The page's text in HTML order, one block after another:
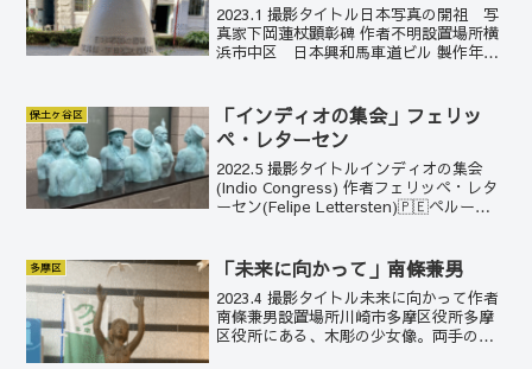
2023.1 撮影タイトル日本写真の開祖 写
真家下岡蓮杖顕彰碑 作者不明設置場所横
浜市中区 日本興和馬車道ビル 製作年
(1823～1914)伊豆下田に生まれる ...
保土ヶ谷区
「インディオの集会」フェリッ
ペ・レターセン
2022.5 撮影タイトルインディオの集会
(Indio Congress) 作者フェリッペ・レタ
ーセン(Felipe Lettersten)🇵🇪ペルー
ターセンは、...
多摩区 「未来に向かって」南條兼男
2023.4 撮影タイトル未来に向かって作者
南條兼男設置場所川崎市多摩区役所多摩
区役所にある、木彫の少女像。両手の先